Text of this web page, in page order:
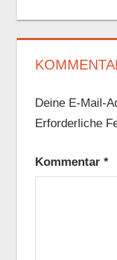
Deine E-Mail-
Erforderliche
Kommentar *